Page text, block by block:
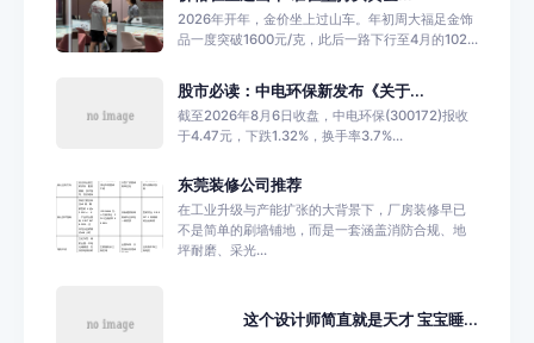
2026年开年，金价坐上过山车。年初周大福足金饰
品一度突破1600元/克，此后一路下行至4月的102...
股市必读：中电环保新发布《关于...
截至2026年8月6日收盘，中电环保(300172)报收
于4.47元，下跌1.32%，换手率3.7%...
东莞装修公司推荐
在工业升级与产能扩张的大背景下，厂房装修早已
不是简单的刷墙铺地，而是一套涵盖消防合规、地
坪耐磨、采光...
这个设计师简直就是天才 宝宝睡...